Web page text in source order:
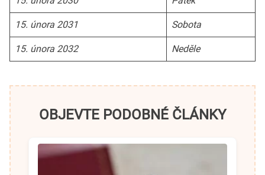
15. února 2031 Sobota
15. února 2032 Neděle
OBJEVTE PODOBNÉ ČLÁNKY